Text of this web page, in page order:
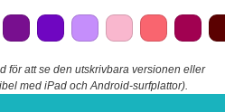
för att se den utskrivbara versionen eller
med iPad och Android-surfplattor).